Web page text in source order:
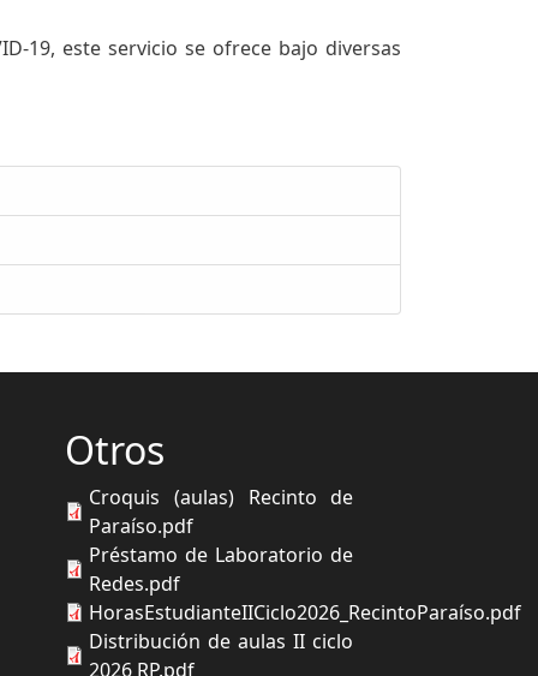
19, este servicio se ofrece bajo diversas
Otros
Croquis (aulas) Recinto de
Paraíso.pdf
Préstamo de Laboratorio de
Redes.pdf
HorasEstudianteIICiclo2026_RecintoParaíso.pdf
Distribución de aulas II ciclo
2026 RP.pdf